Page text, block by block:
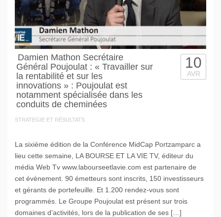
Damien Mathon Secrétaire
Général Poujoulat : « Travailler sur
la rentabilité et sur les
innovations » : Poujoulat est
notamment spécialisée dans les
conduits de cheminées
STRATEGIE ET RÉSULTATS
10
AVR
La sixième édition de la Conférence MidCap Portzamparc a
lieu cette semaine, LA BOURSE ET LA VIE TV, éditeur du
média Web Tv www.labourseetlavie.com est partenaire de
cet évènement. 90 émetteurs sont inscrits, 150 investisseurs
et gérants de portefeuille. Et 1.200 rendez-vous sont
programmés. Le Groupe Poujoulat est présent sur trois
domaines d’activités, lors de la publication de ses […]